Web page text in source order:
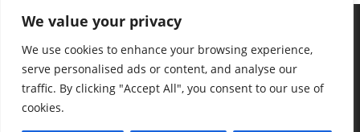
We value your privacy
We use cookies to enhance your browsing experience,
serve personalised ads or content, and analyse our
traffic. By clicking "Accept All", you consent to our use of
cookies.